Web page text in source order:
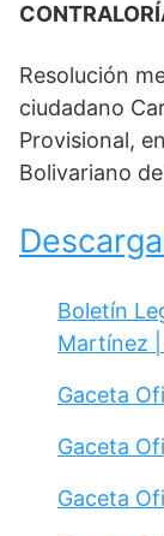
Resolución
ciudadano
Provisional,
Bolivariano
Boletín
Martínez
Gaceta
Gaceta
Gaceta